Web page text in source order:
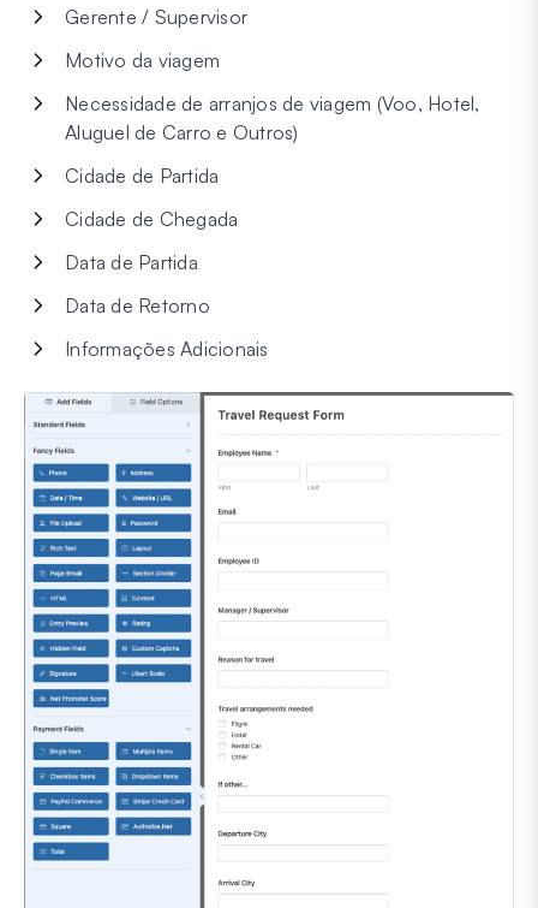
Gerente / Supervisor
Motivo da viagem
Necessidade de arranjos de viagem (Voo, Hotel,
Aluguel de Carro e Outros)
Cidade de Partida
Cidade de Chegada
Data de Partida
Data de Retorno
Informações Adicionais